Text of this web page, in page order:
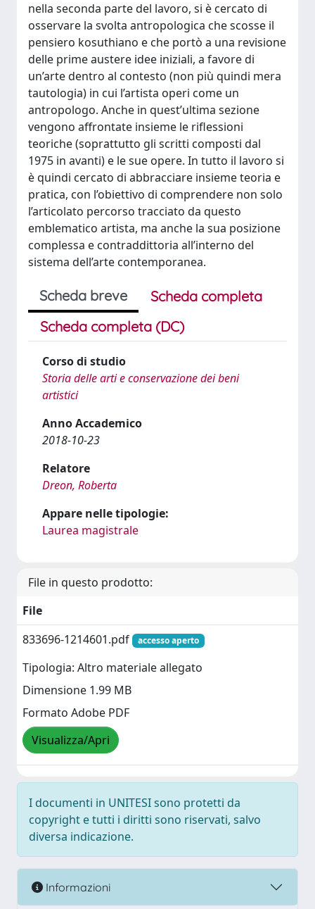
nella seconda parte del lavoro, si è cercato di
osservare la svolta antropologica che scosse il
pensiero kosuthiano e che portò a una revisione
delle prime austere idee iniziali, a favore di
un’arte dentro al contesto (non più quindi mera
tautologia) in cui l’artista operi come un
antropologo. Anche in quest’ultima sezione
vengono affrontate insieme le riflessioni
teoriche (soprattutto gli scritti composti dal
1975 in avanti) e le sue opere. In tutto il lavoro si
è quindi cercato di abbracciare insieme teoria e
pratica, con l’obiettivo di comprendere non solo
l’articolato percorso tracciato da questo
emblematico artista, ma anche la sua posizione
complessa e contraddittoria all’interno del
sistema dell’arte contemporanea.
Scheda breve
Scheda completa
Scheda completa (DC)
Corso di studio
Storia delle arti e conservazione dei beni
artistici
Anno Accademico
2018-10-23
Relatore
Dreon, Roberta
Appare nelle tipologie:
Laurea magistrale
File in questo prodotto:
File
833696-1214601.pdf
accesso aperto
Tipologia: Altro materiale allegato
Dimensione 1.99 MB
Formato Adobe PDF
Visualizza/Apri
I documenti in UNITESI sono protetti da
copyright e tutti i diritti sono riservati, salvo
diversa indicazione.
Informazioni